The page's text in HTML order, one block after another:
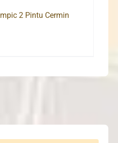
2 Pintu Cermin